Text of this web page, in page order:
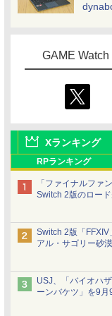
GAME
Xランキング
RPランキング
「ファイナルファ
Switch 2版のロー
アップデートでき
Switch 2版「FFXIV
アル・サゴリー砂
USJ、「バイオハ
ーンバケツ」を9
組み。味は恐怖を